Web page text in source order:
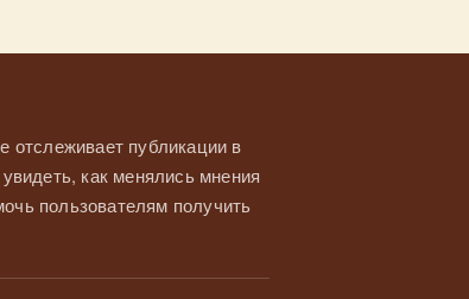
отслеживает публикации в
как менялись мнения
пользователям получить